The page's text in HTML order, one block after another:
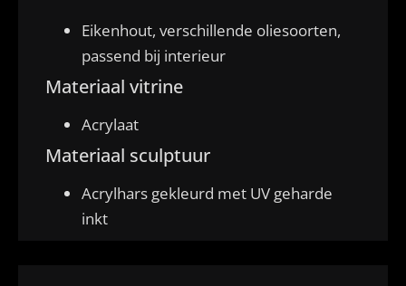
Eikenhout, verschillende oliesoorten,
passend bij interieur
Materiaal vitrine
Acrylaat
Materiaal sculptuur
Acrylhars gekleurd met UV geharde
inkt